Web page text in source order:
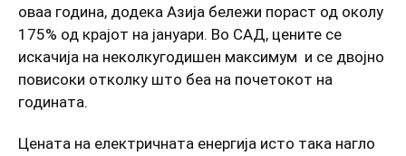
оваа година, додека Азија бележи пораст од околу
175% од крајот на јануари. Во САД, цените се
искачија на неколкугодишен максимум и се двојно
повисоки отколку што беа на почетокот на
годината.
Цената на електричната енергија исто така нагло